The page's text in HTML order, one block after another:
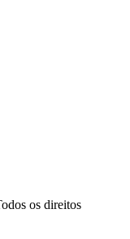
os direitos